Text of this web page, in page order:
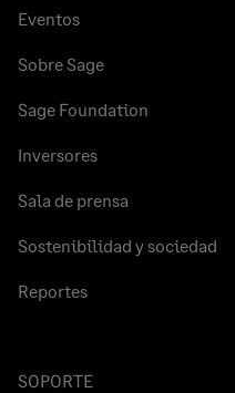
Eventos
Sobre Sage
Sage Foundation
Inversores
Sala de prensa
Sostenibilidad y sociedad
Reportes
SOPORTE